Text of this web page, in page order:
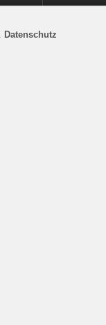
Datenschutz